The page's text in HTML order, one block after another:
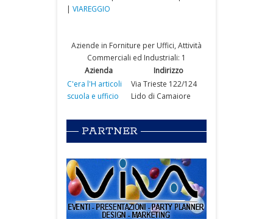
| VIAREGGIO
Aziende in Forniture per Uffici, Attività
Commerciali ed Industriali: 1
Azienda
Indirizzo
C'era l'H articoli
scuola e ufficio
Via Trieste 122/124
Lido di Camaiore
PARTNER